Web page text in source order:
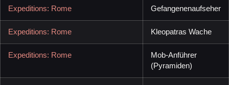
Expeditions: Rome Gefangenenaufseher
Expeditions: Rome Kleopatras Wache
Expeditions: Rome
Mob-Anführer
(Pyramiden)